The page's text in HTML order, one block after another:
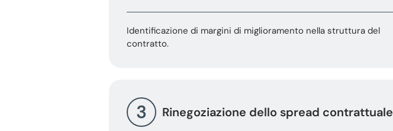
Identificazione di margini di miglioramento nella struttura del
contratto.
3 Rinegoziazione dello spread contrattuale